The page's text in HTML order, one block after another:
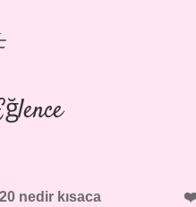
nedir kısaca